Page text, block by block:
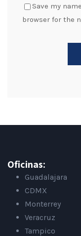
Save my
browser for the
Oficinas:
Guadalajara
CDMX
Monterrey
Veracruz
Tampico